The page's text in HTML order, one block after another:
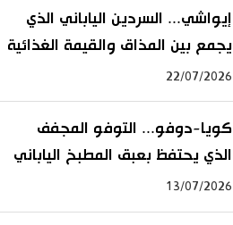
إيواشي... السردين الياباني الذي
يجمع بين المذاق والقيمة الغذائية
22/07/2026
كويا-دوفو... التوفو المجفف
الذي يحتفظ بعبق المطبخ الياباني
13/07/2026